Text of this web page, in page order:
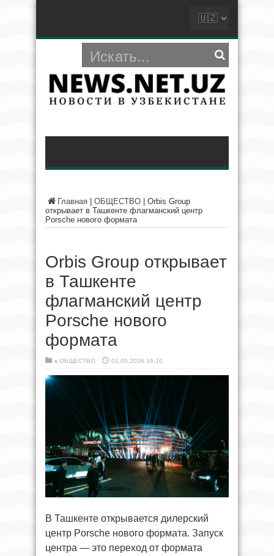
Главная ОБЩЕСТВО
Orbis Group
открывает в Ташкенте флагманский центр
Porsche нового формата
Orbis Group открывает
в Ташкенте
флагманский центр
Porsche нового
формата
в ОБЩЕСТВО 01.05.2026 16:10
В Ташкенте открывается дилерский
центр Porsche нового формата. Запуск
центра — это переход от формата